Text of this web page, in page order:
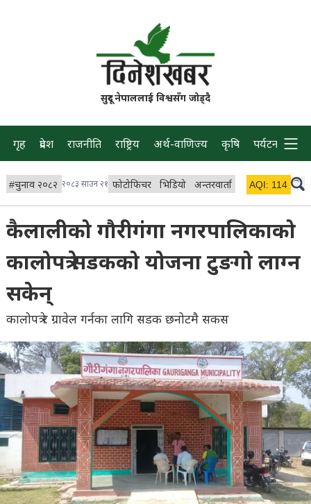
सुदूर नेपाललाई विश्वसँग जोड्दै
गृह प्रदेश राजनीति राष्ट्रिय अर्थ-वाणिज्य कृषि पर्यटन प्रवास
#चुनाव २०८२ २०८३ साउन २१ फोटोफिचर भिडियो अन्तरवार्ता विचार/ब्लग
AQI: 114
कैलालीको गौरीगंगा नगरपालिकाको
कालोपत्रे सडकको योजना टुङगो लाग्न
सकेन्
कालोपत्रे र ग्रावेल गर्नका लागि सडक छनोटमै सकस